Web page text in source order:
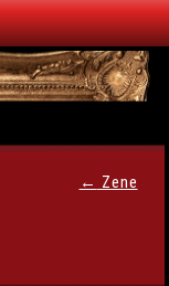
← Zene